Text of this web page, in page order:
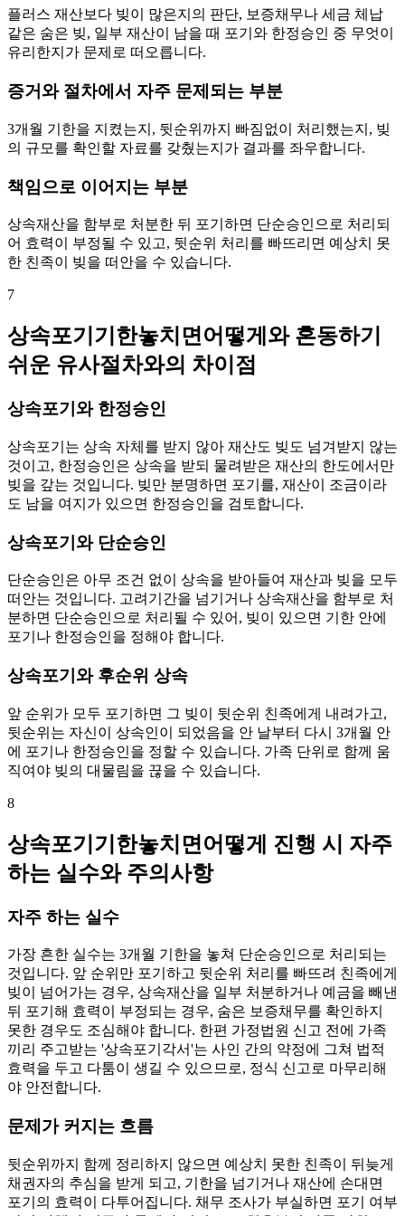
플러스 재산보다 빚이 많은지의 판단, 보증채무나 세금 체납
같은 숨은 빚, 일부 재산이 남을 때 포기와 한정승인 중 무엇이
유리한지가 문제로 떠오릅니다.
증거와 절차에서 자주 문제되는 부분
3개월 기한을 지켰는지, 뒷순위까지 빠짐없이 처리했는지, 빚
의 규모를 확인할 자료를 갖췄는지가 결과를 좌우합니다.
책임으로 이어지는 부분
상속재산을 함부로 처분한 뒤 포기하면 단순승인으로 처리되
어 효력이 부정될 수 있고, 뒷순위 처리를 빠뜨리면 예상치 못
한 친족이 빚을 떠안을 수 있습니다.
7
상속포기기한놓치면어떻게와 혼동하기
쉬운 유사절차와의 차이점
상속포기와 한정승인
상속포기는 상속 자체를 받지 않아 재산도 빚도 넘겨받지 않는
것이고, 한정승인은 상속을 받되 물려받은 재산의 한도에서만
빚을 갚는 것입니다. 빚만 분명하면 포기를, 재산이 조금이라
도 남을 여지가 있으면 한정승인을 검토합니다.
상속포기와 단순승인
단순승인은 아무 조건 없이 상속을 받아들여 재산과 빚을 모두
떠안는 것입니다. 고려기간을 넘기거나 상속재산을 함부로 처
분하면 단순승인으로 처리될 수 있어, 빚이 있으면 기한 안에
포기나 한정승인을 정해야 합니다.
상속포기와 후순위 상속
앞 순위가 모두 포기하면 그 빚이 뒷순위 친족에게 내려가고,
뒷순위는 자신이 상속인이 되었음을 안 날부터 다시 3개월 안
에 포기나 한정승인을 정할 수 있습니다. 가족 단위로 함께 움
직여야 빚의 대물림을 끊을 수 있습니다.
8
상속포기기한놓치면어떻게 진행 시 자주
하는 실수와 주의사항
자주 하는 실수
가장 흔한 실수는 3개월 기한을 놓쳐 단순승인으로 처리되는
것입니다. 앞 순위만 포기하고 뒷순위 처리를 빠뜨려 친족에게
빚이 넘어가는 경우, 상속재산을 일부 처분하거나 예금을 빼낸
뒤 포기해 효력이 부정되는 경우, 숨은 보증채무를 확인하지
못한 경우도 조심해야 합니다. 한편 가정법원 신고 전에 가족
끼리 주고받는 '상속포기각서'는 사인 간의 약정에 그쳐 법적
효력을 두고 다툼이 생길 수 있으므로, 정식 신고로 마무리해
야 안전합니다.
문제가 커지는 흐름
뒷순위까지 함께 정리하지 않으면 예상치 못한 친족이 뒤늦게
채권자의 추심을 받게 되고, 기한을 넘기거나 재산에 손대면
포기의 효력이 다투어집니다. 채무 조사가 부실하면 포기 여부